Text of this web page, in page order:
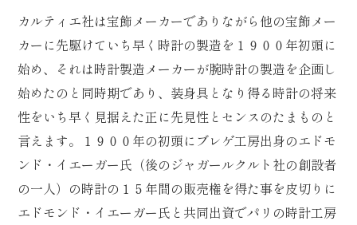
カルティエ社は宝飾メーカーでありながら他の宝飾メー
カーに先駆けていち早く時計の製造を１９００年初頭に
始め、それは時計製造メーカーが腕時計の製造を企画し
始めたのと同時期であり、装身具となり得る時計の将来
性をいち早く見据えた正に先見性とセンスのたまものと
言えます。１９００年の初頭にブレゲ工房出身のエドモ
ンド・イエーガー氏（後のジャガールクルト社の創設者
の一人）の時計の１５年間の販売権を得た事を皮切りに
エドモンド・イエーガー氏と共同出資でパリの時計工房